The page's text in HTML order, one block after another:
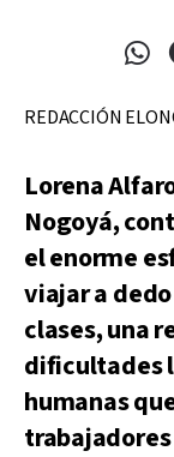
REDACCIÓN
Lorena
Nogoyá,
el enorme
viajar a
clases, una
dificultades
humanas